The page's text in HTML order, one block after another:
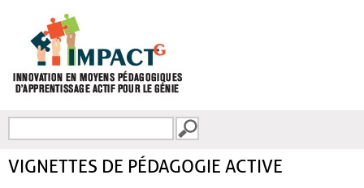
FORMULAIRE DE
VIGNETTES DE PÉDAGOGIE ACTIVE